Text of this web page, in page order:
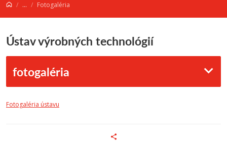
... Fotogaléria
Ústav výrobných technológií
fotogaléria
Fotogaléria ústavu